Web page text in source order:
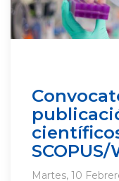
SCOPUS/
Martes, 10